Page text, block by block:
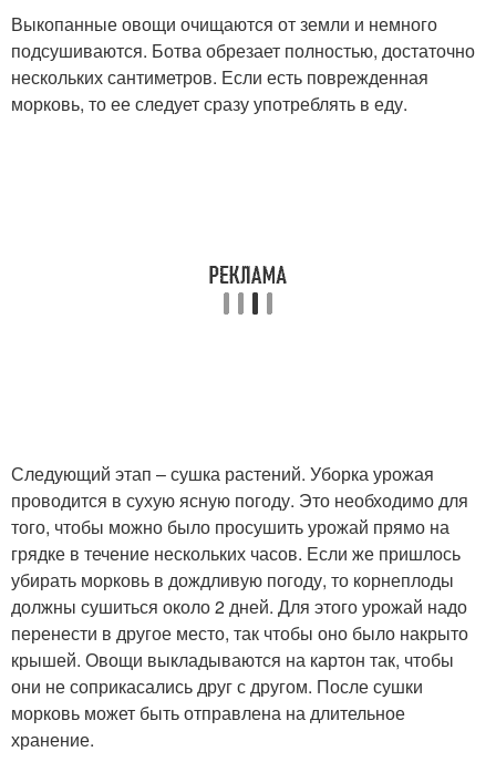
Выкопанные овощи очищаются от земли и немного
подсушиваются. Ботва обрезает полностью, достаточно
нескольких сантиметров. Если есть поврежденная
морковь, то ее следует сразу употреблять в еду.
Следующий этап – сушка растений. Уборка урожая
проводится в сухую ясную погоду. Это необходимо для
того, чтобы можно было просушить урожай прямо на
грядке в течение нескольких часов. Если же пришлось
убирать морковь в дождливую погоду, то корнеплоды
должны сушиться около 2 дней. Для этого урожай надо
перенести в другое место, так чтобы оно было накрыто
крышей. Овощи выкладываются на картон так, чтобы
они не соприкасались друг с другом. После сушки
морковь может быть отправлена на длительное
хранение.